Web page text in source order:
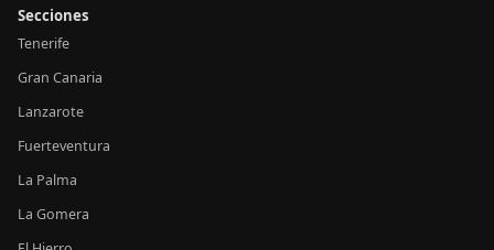
Secciones
Tenerife
Gran Canaria
Lanzarote
Fuerteventura
La Palma
La Gomera